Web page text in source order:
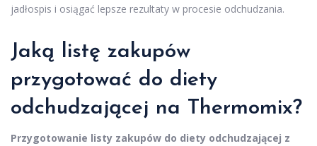
jadłospis i osiągać lepsze rezultaty w procesie odchudzania.
Jaką listę zakupów
przygotować do diety
odchudzającej na Thermomix?
Przygotowanie listy zakupów do diety odchudzającej z